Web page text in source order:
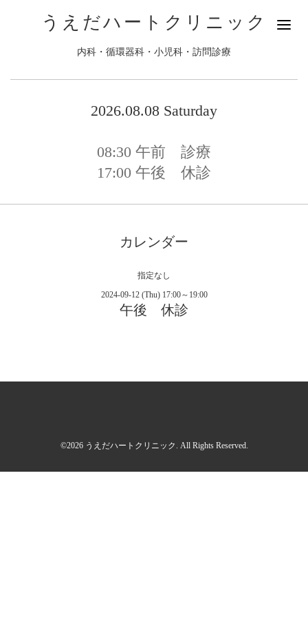
うえだハートクリニック
内科・循環器科・小児科・訪問診療
2026.08.08 Saturday
08:30 午前 診療
17:00 午後 休診
カレンダー
指定なし
2024-09-12 (Thu) 17:00～19:00
午後 休診
©2026 うえだハートクリニック . All Rights Reserved.